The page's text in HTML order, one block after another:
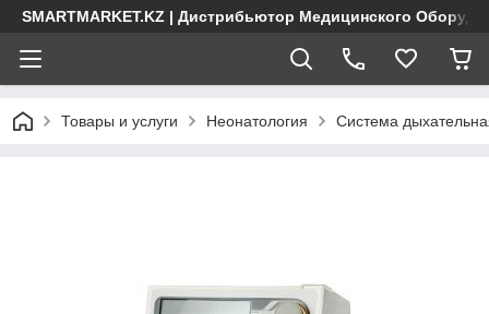
SMARTMARKET.KZ | Дистрибьютор Медицинского
Товары и услуги Неонатология Система